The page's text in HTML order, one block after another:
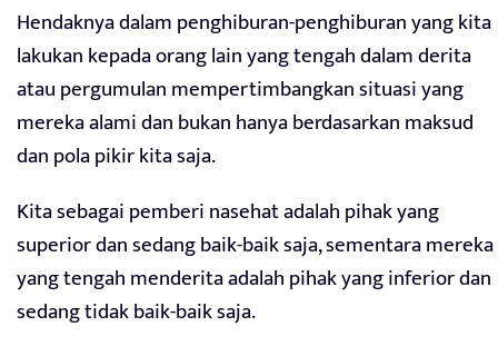
Hendaknya dalam penghiburan-penghiburan yang kita
lakukan kepada orang lain yang tengah dalam derita
atau pergumulan mempertimbangkan situasi yang
mereka alami dan bukan hanya berdasarkan maksud
dan pola pikir kita saja.
Kita sebagai pemberi nasehat adalah pihak yang
superior dan sedang baik-baik saja, sementara mereka
yang tengah menderita adalah pihak yang inferior dan
sedang tidak baik-baik saja.